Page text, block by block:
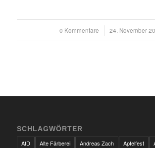
0 Kommentare
/ 24. November
SCHLAGWÖRTER
AfD
Alte Färberei Andreas Zach Apfelfest